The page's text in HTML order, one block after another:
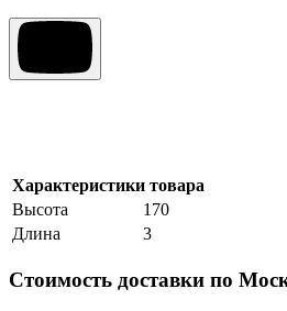
Характеристики товара
Высота
170
Длина
3
Стоимость доставки по